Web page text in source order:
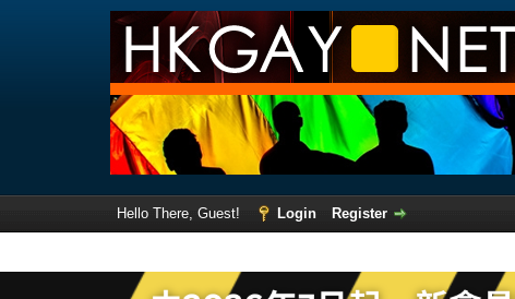
Hello There, Guest! Login
Register